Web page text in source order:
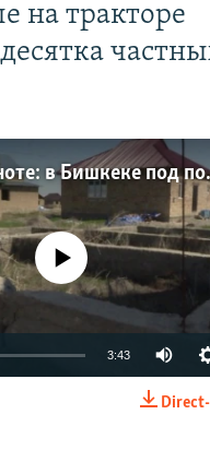
на тракторе
Погром в темноте: в Бишкеке под покровом ночи неизвестные на тракторе снесли три десятка частных домов
source currently
3:43